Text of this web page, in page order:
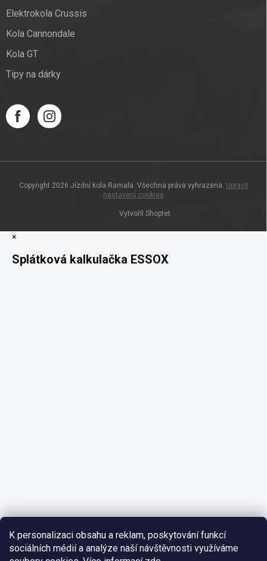
K personalizaci obsahu a reklam, poskytování funkcí
sociálních médií a analýze naší návštěvnosti využíváme
Elektrokola Crussis
Kola Cannondale
Kola GT
Tipy na dárky
Vytvořil Shoptet
Copyright 2026 Jízdní kola Ramala. Všechna práva vyhrazena. Upravit
nastavení cookies
×
Splátková kalkulačka ESSOX